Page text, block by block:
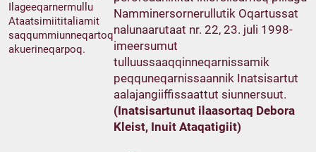
Ilageeqarnermullu
Ataatsimiititaliamit
saqqummiunneqartoq
akuerineqarpoq.
Namminersornerullutik Oqartussat
nalunaarutaat nr. 22, 23. juli 1998-
imeersumut
tulluussaaqqinneqarnissamik
peqquneqarnissaannik Inatsisartut
aalajangiiffissaattut siunnersuut.
(Inatsisartunut ilaasortaq Debora
Kleist, Inuit Ataqatigiit)